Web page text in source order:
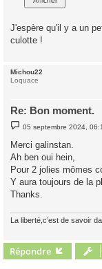
J'espère qu'il y a un
culotte !
Michou22
Loquace
Re: Bon moment.
M
e
s
a
e
05 septembre 2024,
Merci galinstan.
Ah ben oui hein,
Pour 2 jolies mômes
Y aura toujours de la
Thanks.
La liberté,c’est de savoir
Répondre